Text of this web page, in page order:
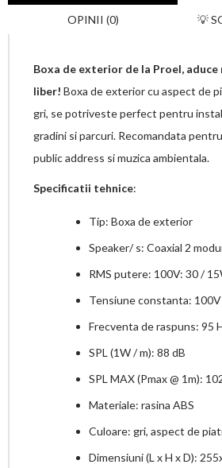
OPINII (0) 💡
Boxa de exterior de la Proel, aduce
liber! Boxa de exterior cu aspect de
gri, se potriveste perfect pentru
gradini si parcuri. Recomandata
public address si muzica ambientala.
Specificatii tehnice:
Tip: Boxa de exterior
Speaker/ s: Coaxial 2
RMS putere: 100V: 30 /
Tensiune constanta: 100V
Frecventa de raspuns: 95
SPL (1W / m): 88 dB
SPL MAX (Pmax @ 1m):
Materiale: rasina ABS
Culoare: gri, aspect de
Dimensiuni (L x H x D):